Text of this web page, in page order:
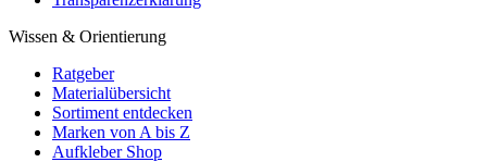
Wissen & Orientierung
Ratgeber
Materialübersicht
Sortiment entdecken
Marken von A bis Z
Aufkleber Shop